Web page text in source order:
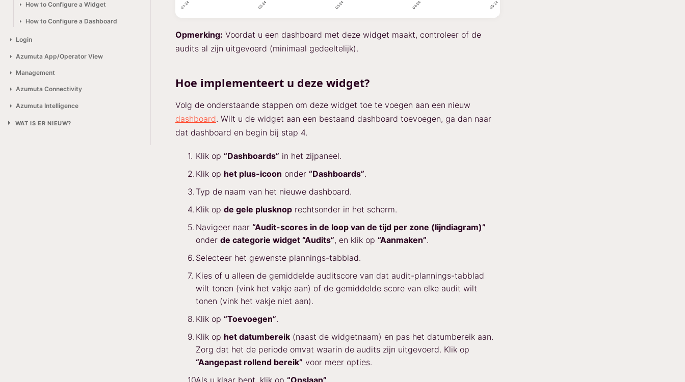
How to Configure a Widget
How to Configure a Dashboard
Login
Azumuta App/Operator View
Management
Azumuta Connectivity
Azumuta Intelligence
WAT IS ER NIEUW?
Opmerking: Voordat u een dashboard met deze widget maakt, controleer of de
audits al zijn uitgevoerd (minimaal gedeeltelijk).
Hoe implementeert u deze widget?
Volg de onderstaande stappen om deze widget toe te voegen aan een nieuw
dashboard. Wilt u de widget aan een bestaand dashboard toevoegen, ga dan naar
dat dashboard en begin bij stap 4.
Klik op “Dashboards” in het zijpaneel.
Klik op het plus-icoon onder “Dashboards”.
Typ de naam van het nieuwe dashboard.
Klik op de gele plusknop rechtsonder in het scherm.
Navigeer naar “Audit-scores in de loop van de tijd per zone (lijndiagram)”
onder de categorie widget “Audits”, en klik op “Aanmaken”.
Selecteer het gewenste plannings-tabblad.
Kies of u alleen de gemiddelde auditscore van dat audit-plannings-tabblad
wilt tonen (vink het vakje aan) of de gemiddelde score van elke audit wilt
tonen (vink het vakje niet aan).
Klik op “Toevoegen”.
Klik op het datumbereik (naast de widgetnaam) en pas het datumbereik aan.
Zorg dat het de periode omvat waarin de audits zijn uitgevoerd. Klik op
“Aangepast rollend bereik” voor meer opties.